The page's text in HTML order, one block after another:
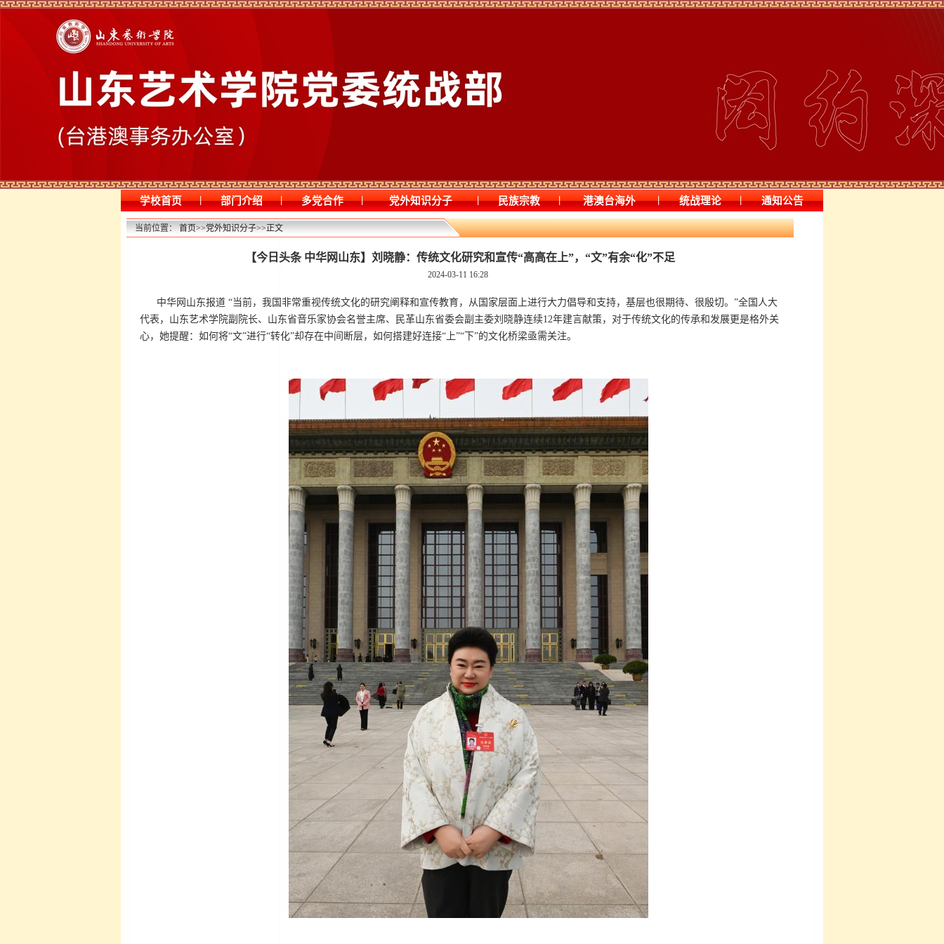
学校首页 | 部门介绍 | 多党合作 | 党外知识分子 | 民族宗教 | 港澳台海外 | 统战理论 | 通知公告
当前位置：首页>>党外知识分子>>正文
【今日头条 中华网山东】刘晓静：传统文化研究和宣传“高高在上”，“文”有余“化”不足
2024-03-11 16:28
中华网山东报道 “当前，我国非常重视传统文化的研究阐释和宣传教育，从国家层面上进行大力倡导和支持，基层也很期待、很殷切。”全国人大
代表，山东艺术学院副院长、山东省音乐家协会名誉主席、民革山东省委会副主委刘晓静连续12年建言献策，对于传统文化的传承和发展更是格外关
心，她提醒：如何将“文”进行“转化”却存在中间断层，如何搭建好连接“上”“下”的文化桥梁亟需关注。